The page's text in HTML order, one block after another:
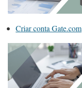
Criar conta Gate.com